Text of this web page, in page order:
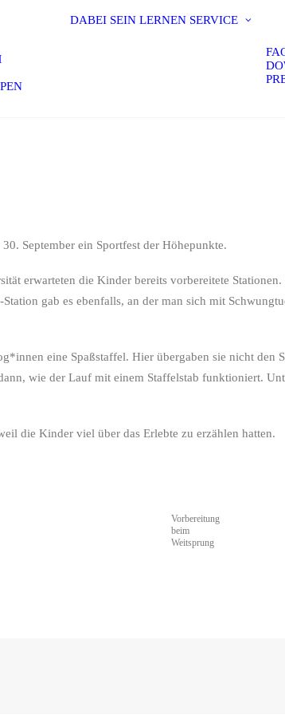
DABEI SEIN LERNEN SERVICE
September ein Sportfest der Höhepunkte.
erwarteten die Kinder bereits vorbereitete
gab es ebenfalls, an der man sich mit
eine Spaßstaffel. Hier übergaben sie nicht den
wie der Lauf mit einem Staffelstab funktioniert.
die Kinder viel über das Erlebte zu erzählen hatten.
Vorbereitung
beim
Weitsprung